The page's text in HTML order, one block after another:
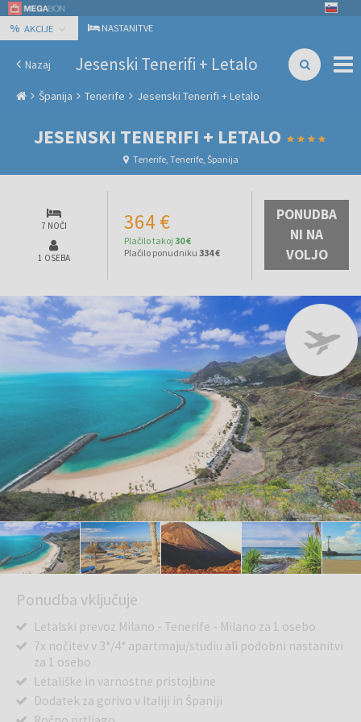
% AKCIJE NASTANITVE
Nazaj Jesenski Tenerifi + Letalo
Španija Tenerife Jesenski Tenerifi + Letalo
JESENSKI TENERIFI + LETALO
Tenerife, Tenerife, Španija
7 NOČI
1 OSEBA
364 €
Plačilo takoj 30 €
Plačilo ponudniku 334 €
PONUDBA
NI NA
VOLJO
Ponudba vključuje
Letalski prevoz Milano - Tenerife - Milano za 1 osebo
7x nočitev v 3*/4* apartmaju/studiu ali podobni nastanitvi
za 1 osebo
Letališke in varnostne pristojbine
Dodatek za gorivo v Italiji in Španiji